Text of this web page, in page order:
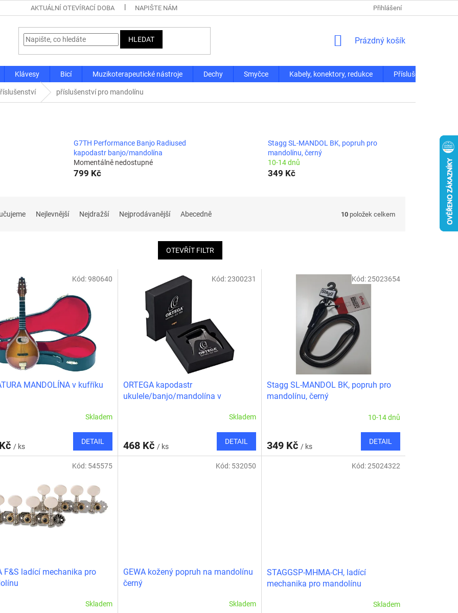
AKTUÁLNÍ OTEVÍRACÍ DOBA NAPIŠTE NÁM Přihlášení
HLEDAT
NÁKUPNÍ
Prázdný košík
Klávesy Bicí Muzikoterapeutické nástroje Dechy Smyčce Kabely, konektory, redukce Příslušenství
příslušenství pro mandolínu
G7TH Performance Banjo Radiused
kapodastr banjo/mandolína
Momentálně nedostupné
799 Kč
Stagg SL-MANDOL BK, popruh pro
mandolínu, černý
10-14 dnů
349 Kč
Nejlevnější Nejdražší Nejprodávanější Abecedně 10 položek celkem
OTEVŘÍT FILTR
MANDOLÍNA v kufříku
Skladem
/ ks
DETAIL
Kód:980640
ORTEGA kapodastr
ukulele/banjo/mandolína v
Skladem
468 Kč / ks
DETAIL
Kód:2300231
Stagg SL-MANDOL BK, popruh pro
mandolínu, černý
10-14 dnů
349 Kč / ks
DETAIL
Kód:25023654
F&S ladící mechanika pro
Skladem
Kód: 545575
GEWA kožený popruh na mandolínu
černý
Skladem
Kód: 532050
STAGGSP-MHMA-CH, ladící
mechanika pro mandolínu
Skladem
Kód:25024322